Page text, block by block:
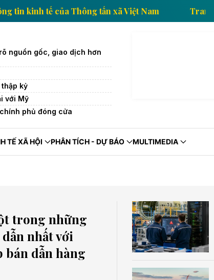
Trang thông tin kinh tế của Thông tấn xã Việt Nam
nguồn gốc, giao dịch hơn
kỷ
với Mỹ
phủ đóng cửa
TẾ XÃ HỘI PHÂN TÍCH - DỰ BÁO MULTIMEDIA
trong những
nhất với
bán dẫn hàng